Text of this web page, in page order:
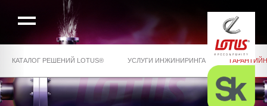
КАТАЛОГ РЕШЕНИЙ LOTUS® УСЛУГИ ИНЖИНИРИНГА